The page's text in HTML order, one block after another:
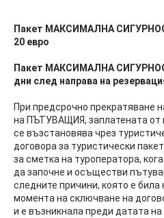
Пакет МАКСИМАЛНА
20 евро
Пакет МАКСИМАЛНА
дни след направа на
При предсрочно прекратяване
на ПЪТУВАЩИЯ, заплатената от
се възстановява чрез
договора за туристически
за сметка на туроператора,
да започне и осъществи
следните причини, която е
момента на сключване на
и е възникнала преди датата